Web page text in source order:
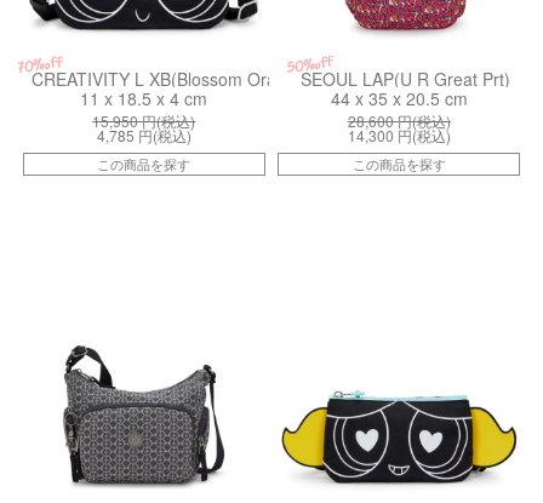
70%off
CREATIVITY L XB(Blossom Orange)
11 x 18.5 x 4 cm
15,950円(税込)
4,785 円(税込)
この商品を探す
50%off
SEOUL LAP(U R Great Prt)
44 x 35 x 20.5 cm
28,600円(税込)
14,300 円(税込)
この商品を探す